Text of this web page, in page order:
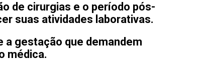
de cirurgias e o período pós-
suas atividades laborativas.
a gestação que demandem
médica.